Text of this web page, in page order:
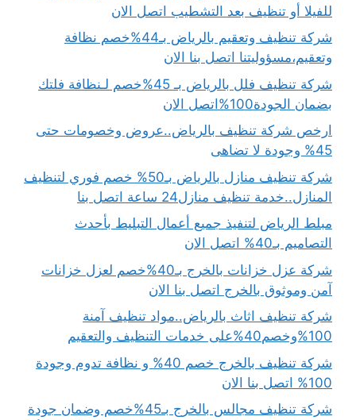
للفيلا أو تنظيف بعد التشطيب اتصل الان
شركة تنظيف وتعقيم بالرياض بـ44%خصم نظافة
وتعقيم،مسؤوليتنا اتصل بنا الان
شركة تنظيف فلل بالرياض بـ 45%خصم لـنظافة فلتك
بضمان الجودة100%اتصل الان
ارخص شركة تنظيف بالرياض..عروض وخصومات حتى
45% وجودة لا تضاهى
شركة تنظيف منازل بالرياض بـ50% خصم فوري لتنظيف
المنازل..خدمة تنظيف منازل24 ساعة اتصل بنا
مبلط الرياض لتنفيذ جميع أعمال التبليط بأحدث
التصاميم بـ40% اتصل الان
شركة عزل خزانات بالخرج بـ40%خصم لعزل خزانات
آمن وموثوق بالخرج اتصل بنا الان
شركة تنظيف اثاث بالرياض..مواد تنظيف آمنة
100%وخصم40%على خدمات التنظيف والتعقيم
شركة تنظيف بالخرج خصم 40% و نظافة تدوم وجودة
100% اتصل بنا الان
شركة تنظيف مجالس بالخرج بـ45%خصم وضمان جودة